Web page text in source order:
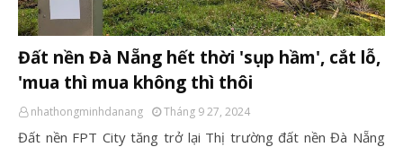
Đất nền Đà Nẵng hết thời 'sụp hầm', cắt lỗ,
'mua thì mua không thì thôi
nhathongminhdanang Tháng 9 27, 2024
Đất nền FPT City tăng trở lại Thị trường đất nền Đà Nẵng